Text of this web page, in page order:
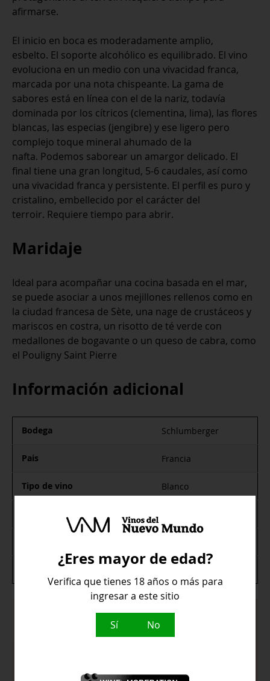
afirmarse.
El inicio en boca es moderadamente amplio,
esbelto. El soporte alcohólico es equilibrado. El vino
evoluciona en un medio con una vivacidad franca,
marcada por una nota chispeante. La gama de
sabores está en línea con el de la nariz, todavía
dominada por los cítricos (clementina, lima), las flores
blancas, las especias (jengibre) y ese ligero pero
complejo toque mineral ahumado de la
nafta. Podemos saborear un amargor delicado. El
final tiene una gran longitud, 5-6 caudales, así como
una vivacidad franca y persistente. El perfil es puro y
cristalino, embellecido por el carácter del
terroir. Requiere tiempo para abrir.
Maridaje
Ideal para acompañar una cocina basada en el mar,
se puede asociar a unos mejillones rellenos como en
la ciudad francesa de Sète, una nage de crustáceos y
mariscos en costra, un risotto de té verde con
medallones de bogavante o un queso de cabra, como
el Pouligny Saint Pierre
Información adicional
Bodega Schlumberger
Pais Francia
Tipo de vino Blanco
Variedad de uva
La capa es de color amarillo limón
¿Eres mayor de edad?
Verifica que tienes 18 años o más para
ingresar a este sitio
Sí No